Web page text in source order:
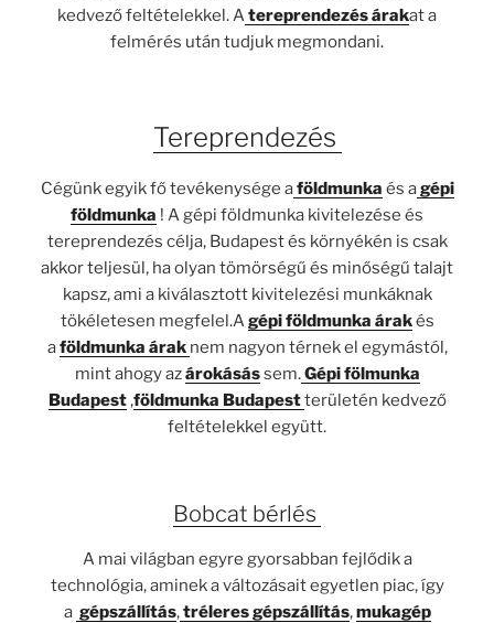
kedvező feltételekkel. Atereprendezés árakat a
felmérés után tudjuk megmondani.
Tereprendezés
Cégünk egyik fő tevékenysége aföldmunka és agépi
földmunka ! A gépi földmunka kivitelezése és
tereprendezés célja, Budapest és környékén is csak
akkor teljesül, ha olyan tömörségű és minőségű talajt
kapsz, ami a kiválasztott kivitelezési munkáknak
tökéletesen megfelel.Agépi földmunka árakés
aföldmunka árak nem nagyon térnek el egymástól,
mint ahogy azárokásássem.Gépi fölmunka
Budapest,földmunka Budapestterületén kedvező
feltételekkel együtt.
Bobcat bérlés
A mai világban egyre gyorsabban fejlődik a
technológia, aminek a változásait egyetlen piac, így
a gépszállítás,tréleres gépszállítás,mukagép